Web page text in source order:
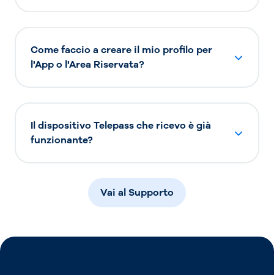
Come faccio a creare il mio profilo per
l'App o l'Area Riservata?
Il dispositivo Telepass che ricevo è già
funzionante?
Vai al Supporto